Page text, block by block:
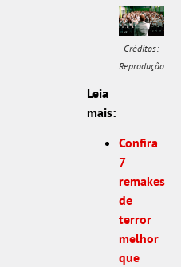
Créditos:
Reprodução
Leia
mais:
Confira
7
remakes
de
terror
melhor
que